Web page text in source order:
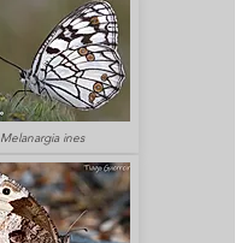
Melanargia ines